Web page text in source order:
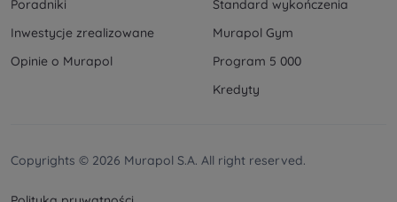
Dane o aktywności na naszej stronie mogą być
także udostępniane
zaufanym partnerom.
jakie przysługują Ci prawa znajdziesz wPolityce
Poradniki
Inwestycje zrealizowane
Opinie o Murapol
Standard wykończenia
Murapol Gym
Program 5 000
Kredyty
Copyrights © 2026 Murapol S.A. All right reserved.